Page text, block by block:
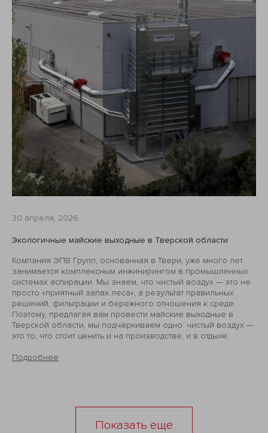
30 апреля, 2026
Экологичные майские выходные в Тверской области
Компания ЭПВ Групп, основанная в Твери, уже много лет
занимается комплексным инжинирингом в промышленных
системах аспирации. Мы знаем, что чистый воздух — это не
просто «приятный запах леса», а результат правильных
решений, фильтрации и бережного отношения к среде.
Поэтому, предлагая вам провести майские выходные в
Тверской области, мы подчёркиваем одно: чистый воздух —
это то, что стоит ценить и на производстве, и в отдыхе.
Подробнее
Показать еще